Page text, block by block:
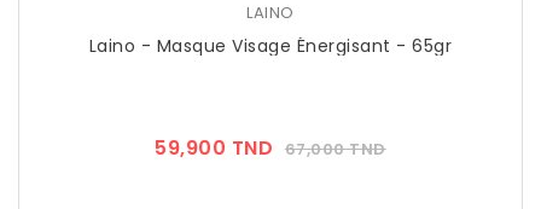
LAINO
Laino - Masque Visage Énergisant - 65gr
59,900 TND Prix
67,000 TNDPrix